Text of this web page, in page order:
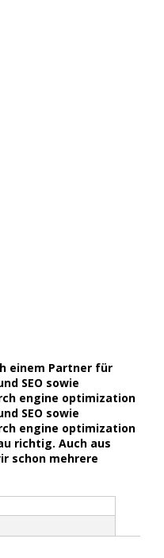
einem Partner für
SEO sowie
engine optimization
SEO sowie
engine optimization
richtig. Auch aus
schon mehrere